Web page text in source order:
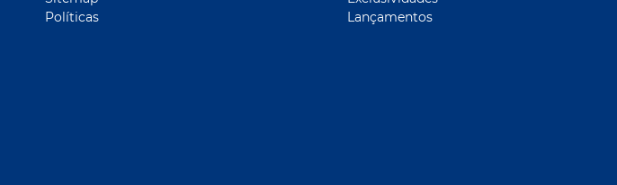
Políticas
Lançamentos